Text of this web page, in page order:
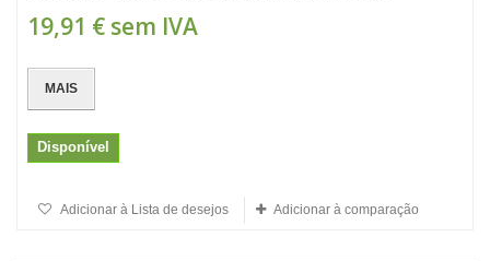
19,91 € sem IVA
MAIS
Disponível
Adicionar à Lista de desejos Adicionar à comparação